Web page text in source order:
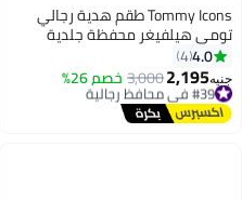
Tommy Icons طقم هدية رجالي
هيلفيغر محفظة جلدية
أسود / بني - أسود4.0
4
2,195
3,000خصم 26% #39 في محافظ رجالية
توصيل مجاني
#39 في محافظ رجالية